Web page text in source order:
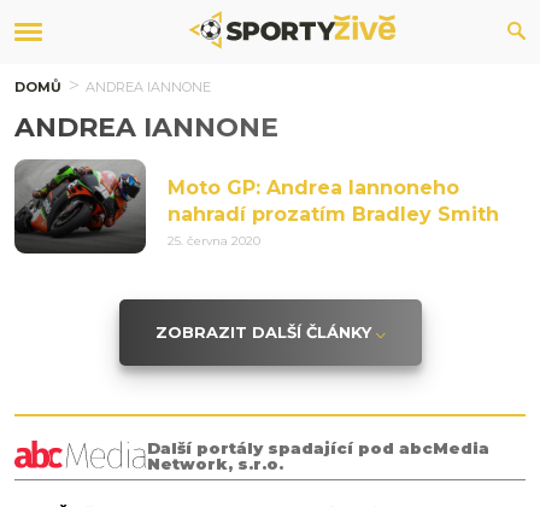
DOMŮ ANDREA IANNONE
ANDREA IANNONE
Moto GP: Andrea Iannoneho
nahradí prozatím Bradley Smith
25. června 2020
ZOBRAZIT DALŠÍ ČLÁNKY
Další portály spadající pod abcMedia
Network, s.r.o.